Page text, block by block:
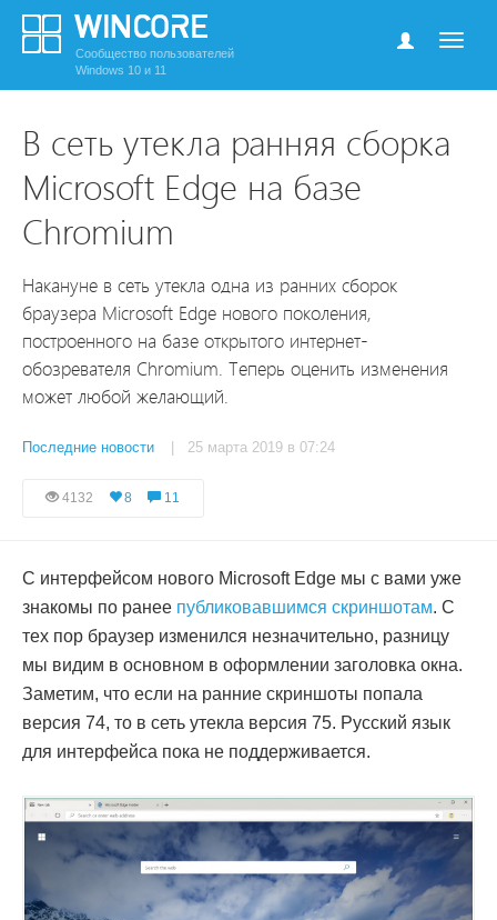
Сообщество пользователей
Windows 10 и 11
В сеть утекла ранняя сборка
Microsoft Edge на базе
Chromium
Накануне в сеть утекла одна из ранних сборок
браузера Microsoft Edge нового поколения,
построенного на базе открытого интернет-
обозревателя Chromium. Теперь оценить изменения
может любой желающий.
Последние новости | 25 марта 2019 в 07:24
4132 8 11
С интерфейсом нового Microsoft Edge мы с вами уже
знакомы по ранее публиковавшимся скриншотам. С
тех пор браузер изменился незначительно, разницу
мы видим в основном в оформлении заголовка окна.
Заметим, что если на ранние скриншоты попала
версия 74, то в сеть утекла версия 75. Русский язык
для интерфейса пока не поддерживается.